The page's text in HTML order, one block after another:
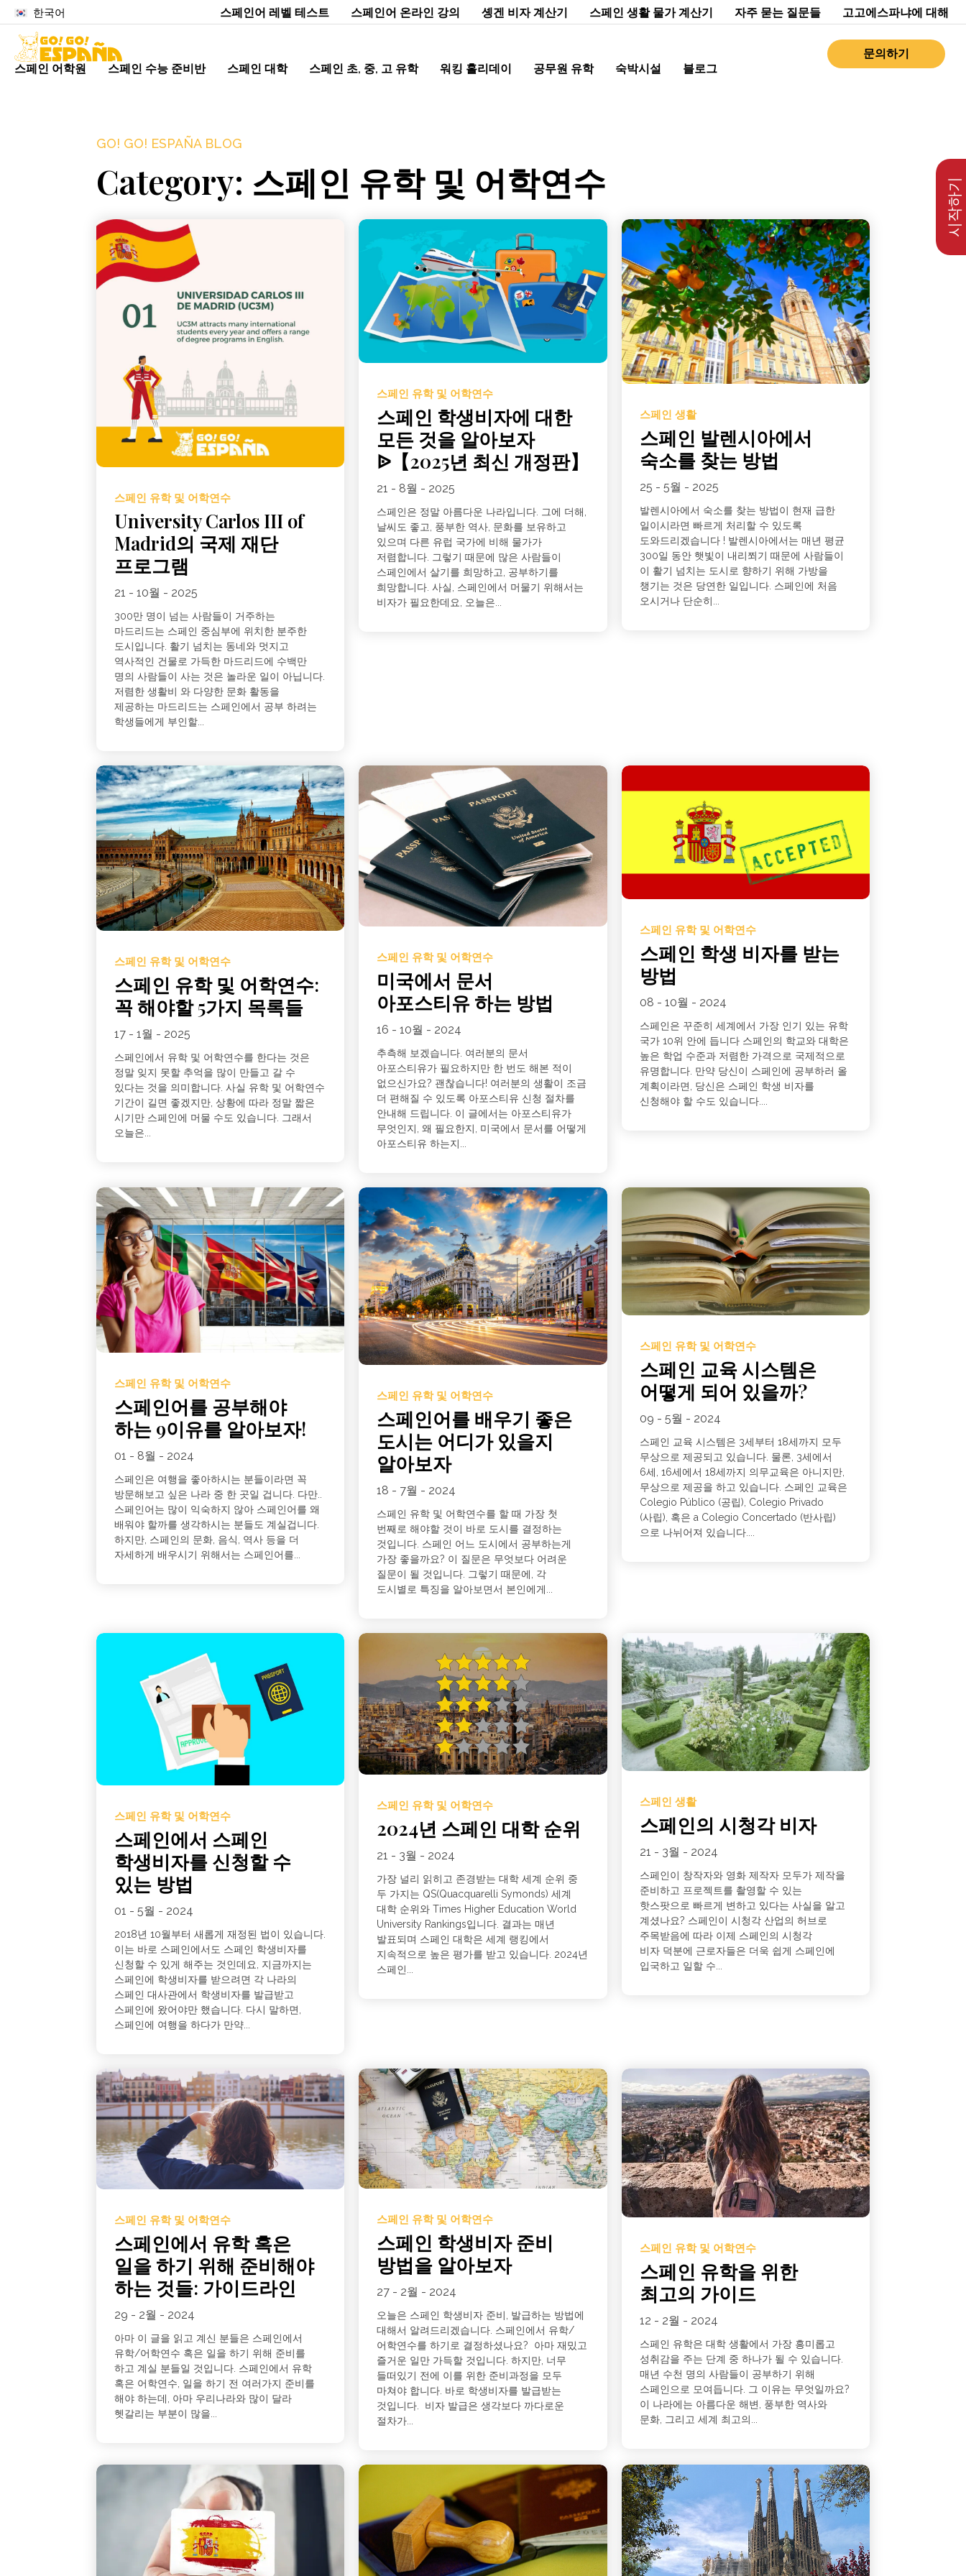
한국어 스페인어 레벨 테스트 스페인어 온라인 강의 솅겐 비자 계산기 스페인 생활 물가 계산기 자주 묻는 질문들 고고에스파냐에 대해
스페인 어학원 스페인 수능 준비반 스페인 대학 스페인 초, 중, 고 유학 워킹 홀리데이 공무원 유학 숙박시설 블로그
문의하기
시작하기
GO! GO! ESPAÑA BLOG
Category: 스페인 유학 및 어학연수
스페인 유학 및 어학연수
University Carlos III of
Madrid의 국제 재단
프로그램
21 - 10월 - 2025
300만 명이 넘는 사람들이 거주하는
마드리드는 스페인 중심부에 위치한 분주한
도시입니다. 활기 넘치는 동네와 멋지고
역사적인 건물로 가득한 마드리드에 수백만
명의 사람들이 사는 것은 놀라운 일이 아닙니다.
저렴한 생활비 와 다양한 문화 활동을
제공하는 마드리드는 스페인에서 공부 하려는
학생들에게 부인할...
스페인 유학 및 어학연수
스페인 학생비자에 대한
모든 것을 알아보자
ᐉ【2025년 최신 개정판】
21 - 8월 - 2025
스페인은 정말 아름다운 나라입니다. 그에 더해,
날씨도 좋고, 풍부한 역사, 문화를 보유하고
있으며 다른 유럽 국가에 비해 물가가
저렴합니다. 그렇기 때문에 많은 사람들이
스페인에서 살기를 희망하고, 공부하기를
희망합니다. 사실, 스페인에서 머물기 위해서는
비자가 필요한데요, 오늘은...
스페인 생활
스페인 발렌시아에서
숙소를 찾는 방법
25 - 5월 - 2025
발렌시아에서 숙소를 찾는 방법이 현재 급한
일이시라면 빠르게 처리할 수 있도록
도와드리겠습니다 ! 발렌시아에서는 매년 평균
300일 동안 햇빛이 내리쬐기 때문에 사람들이
이 활기 넘치는 도시로 향하기 위해 가방을
챙기는 것은 당연한 일입니다. 스페인에 처음
오시거나 단순히...
스페인 유학 및 어학연수
스페인 유학 및 어학연수:
꼭 해야할 5가지 목록들
17 - 1월 - 2025
스페인에서 유학 및 어학연수를 한다는 것은
정말 잊지 못할 추억을 많이 만들고 갈 수
있다는 것을 의미합니다. 사실 유학 및 어학연수
기간이 길면 좋겠지만, 상황에 따라 정말 짧은
시기만 스페인에 머물 수도 있습니다. 그래서
오늘은...
스페인 유학 및 어학연수
미국에서 문서
아포스티유 하는 방법
16 - 10월 - 2024
추측해 보겠습니다. 여러분의 문서
아포스티유가 필요하지만 한 번도 해본 적이
없으신가요? 괜찮습니다! 여러분의 생활이 조금
더 편해질 수 있도록 아포스티유 신청 절차를
안내해 드립니다. 이 글에서는 아포스티유가
무엇인지, 왜 필요한지, 미국에서 문서를 어떻게
아포스티유 하는지...
스페인 유학 및 어학연수
스페인 학생 비자를 받는
방법
08 - 10월 - 2024
스페인은 꾸준히 세계에서 가장 인기 있는 유학
국가 10위 안에 듭니다 스페인의 학교와 대학은
높은 학업 수준과 저렴한 가격으로 국제적으로
유명합니다. 만약 당신이 스페인에 공부하러 올
계획이라면, 당신은 스페인 학생 비자를
신청해야 할 수도 있습니다....
스페인 유학 및 어학연수
스페인어를 공부해야
하는 9이유를 알아보자!
01 - 8월 - 2024
스페인은 여행을 좋아하시는 분들이라면 꼭
방문해보고 싶은 나라 중 한 곳일 겁니다. 다만..
스페인어는 많이 익숙하지 않아 스페인어를 왜
배워야 할까를 생각하시는 분들도 계실겁니다.
하지만, 스페인의 문화, 음식, 역사 등을 더
자세하게 배우시기 위해서는 스페인어를...
스페인 유학 및 어학연수
스페인어를 배우기 좋은
도시는 어디가 있을지
알아보자
18 - 7월 - 2024
스페인 유학 및 어학연수를 할 때 가장 첫
번째로 해야할 것이 바로 도시를 결정하는
것입니다. 스페인 어느 도시에서 공부하는게
가장 좋을까요? 이 질문은 무엇보다 어려운
질문이 될 것입니다. 그렇기 때문에, 각
도시별로 특징을 알아보면서 본인에게...
스페인 유학 및 어학연수
스페인 교육 시스템은
어떻게 되어 있을까?
09 - 5월 - 2024
스페인 교육 시스템은 3세부터 18세까지 모두
무상으로 제공되고 있습니다. 물론, 3세에서
6세, 16세에서 18세까지 의무교육은 아니지만,
무상으로 제공을 하고 있습니다. 스페인 교육은
Colegio Público (공립), Colegio Privado
(사립), 혹은 a Colegio Concertado (반사립)
으로 나뉘어져 있습니다....
스페인 유학 및 어학연수
스페인에서 스페인
학생비자를 신청할 수
있는 방법
01 - 5월 - 2024
2018년 10월부터 새롭게 재정된 법이 있습니다.
이는 바로 스페인에서도 스페인 학생비자를
신청할 수 있게 해주는 것인데요, 지금까지는
스페인에 학생비자를 받으려면 각 나라의
스페인 대사관에서 학생비자를 발급받고
스페인에 왔어야만 했습니다. 다시 말하면,
스페인에 여행을 하다가 만약...
스페인 유학 및 어학연수
2024년 스페인 대학 순위
21 - 3월 - 2024
가장 널리 읽히고 존경받는 대학 세계 순위 중
두 가지는 QS(Quacquarelli Symonds) 세계
대학 순위와 Times Higher Education World
University Rankings입니다. 결과는 매년
발표되며 스페인 대학은 세계 랭킹에서
지속적으로 높은 평가를 받고 있습니다. 2024년
스페인...
스페인 생활
스페인의 시청각 비자
21 - 3월 - 2024
스페인이 창작자와 영화 제작자 모두가 제작을
준비하고 프로젝트를 촬영할 수 있는
핫스팟으로 빠르게 변하고 있다는 사실을 알고
계셨나요? 스페인이 시청각 산업의 허브로
주목받음에 따라 이제 스페인의 시청각
비자 덕분에 근로자들은 더욱 쉽게 스페인에
입국하고 일할 수...
스페인 유학 및 어학연수
스페인에서 유학 혹은
일을 하기 위해 준비해야
하는 것들: 가이드라인
29 - 2월 - 2024
아마 이 글을 읽고 계신 분들은 스페인에서
유학/어학연수 혹은 일을 하기 위해 준비를
하고 계실 분들일 것입니다. 스페인에서 유학
혹은 어학연수, 일을 하기 전 여러가지 준비를
해야 하는데, 아마 우리나라와 많이 달라
헷갈리는 부분이 많을...
스페인 유학 및 어학연수
스페인 학생비자 준비
방법을 알아보자
27 - 2월 - 2024
오늘은 스페인 학생비자 준비, 발급하는 방법에
대해서 알려드리겠습니다. 스페인에서 유학/
어학연수를 하기로 결정하셨나요? 아마 재밌고
즐거운 일만 가득할 것입니다. 하지만, 너무
들떠있기 전에 이를 위한 준비과정을 모두
마쳐야 합니다. 바로 학생비자를 발급받는
것입니다. 비자 발급은 생각보다 까다로운
절차가...
스페인 유학 및 어학연수
스페인 유학을 위한
최고의 가이드
12 - 2월 - 2024
스페인 유학은 대학 생활에서 가장 흥미롭고
성취감을 주는 단계 중 하나가 될 수 있습니다.
매년 수천 명의 사람들이 공부하기 위해
스페인으로 모여듭니다. 그 이유는 무엇일까요?
이 나라에는 아름다운 해변, 풍부한 역사와
문화, 그리고 세계 최고의...